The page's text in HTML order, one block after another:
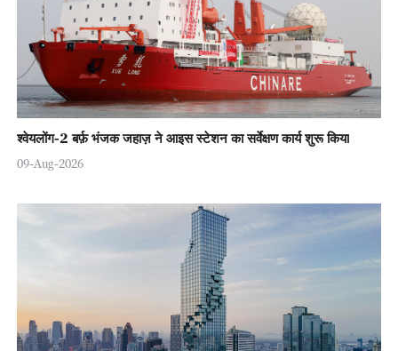
श्वेयलोंग-2 बर्फ़ भंजक जहाज़ ने आइस स्टेशन का सर्वेक्षण कार्य शुरू किया
09-Aug-2026